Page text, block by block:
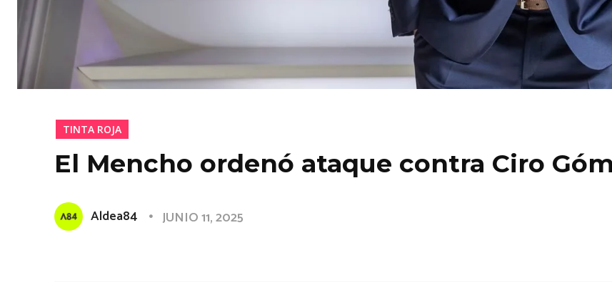
TINTA ROJA
El Mencho ordenó ataque contra Ciro
Aldea84 JUNIO 11, 2025